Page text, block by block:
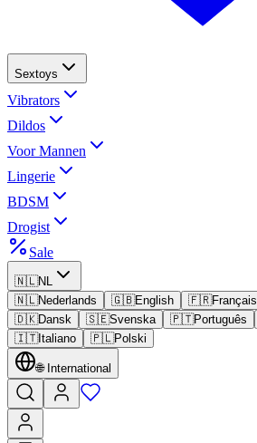
Sextoys
Vibrators
Dildos
Voor Mannen
Lingerie
BDSM
Drogist
Sale
🇳🇱NL
🇳🇱Nederlands 🇬🇧English 🇫🇷Français
🇩🇰Dansk 🇸🇪Svenska 🇵🇹Português
🇮🇹Italiano 🇵🇱Polski
🌐 International